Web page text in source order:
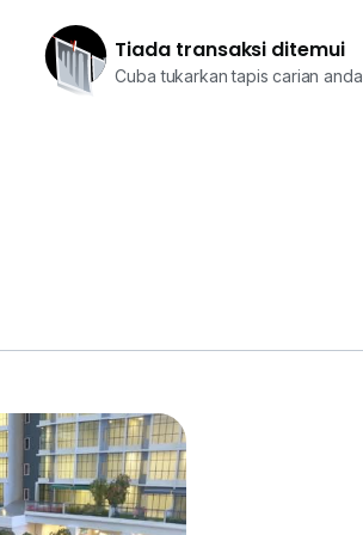
Tiada transaksi ditemui
Cuba tukarkan tapis carian anda